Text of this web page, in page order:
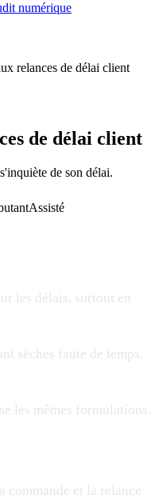
numérique
relances de délai client
de délai client
de son délai.
Assisté
les délais, surtout en
sèches faute de temps,
les mêmes formulations.
commande et la relance